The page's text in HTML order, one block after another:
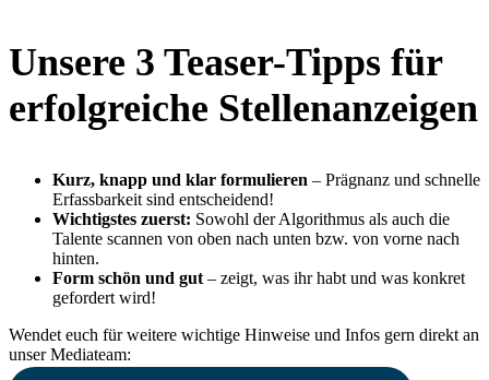
Unsere 3 Teaser-Tipps für
erfolgreiche Stellenanzeigen
Kurz, knapp und klar formulieren – Prägnanz und schnelle
Erfassbarkeit sind entscheidend!
Wichtigstes zuerst: Sowohl der Algorithmus als auch die
Talente scannen von oben nach unten bzw. von vorne nach
hinten.
Form schön und gut – zeigt, was ihr habt und was konkret
gefordert wird!
Wendet euch für weitere wichtige Hinweise und Infos gern direkt an
unser Mediateam: